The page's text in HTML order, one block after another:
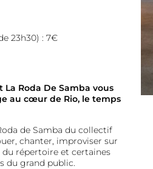
23h30) : 7€
La Roda De Samba vous
au cœur de Rio, le temps
de Samba du collectif
chanter, improviser sur
du répertoire et certaines
du grand public.